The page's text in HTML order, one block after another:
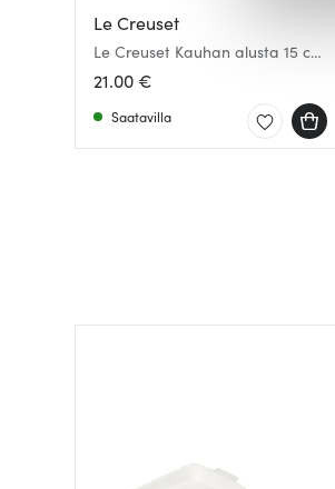
ja
Le Creuset
Le Creuset Kauhan alusta 15 cm
Merinque
21.00 €
Saatavilla